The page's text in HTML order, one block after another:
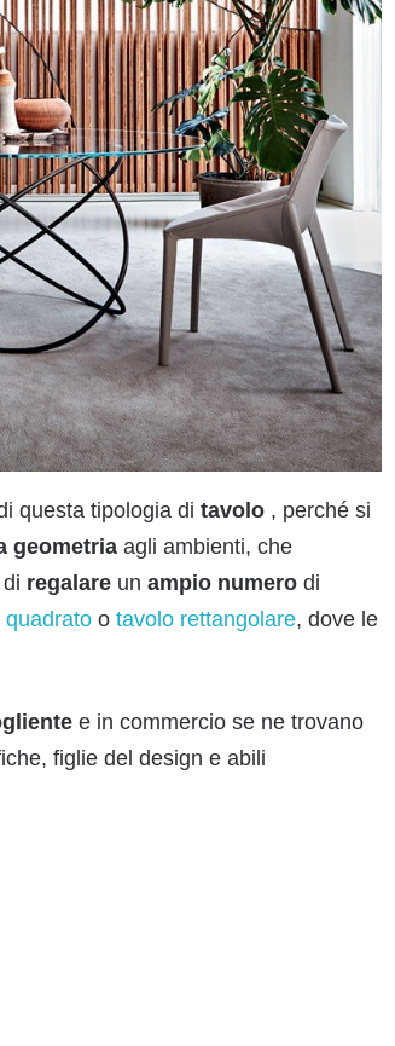
questa tipologia di tavolo , perché si
geometria agli ambienti, che
regalare un ampio numero di
quadrato o tavolo rettangolare, dove le
e in commercio se ne trovano
figlie del design e abili